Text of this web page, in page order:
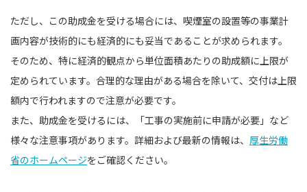
ただし、この助成金を受ける場合には、喫煙室の設置等の事業計
画内容が技術的にも経済的にも妥当であることが求められます。
そのため、特に経済的観点から単位面積あたりの助成額に上限が
定められています。合理的な理由がある場合を除いて、交付は上限
額内で行われますので注意が必要です。
また、助成金を受けるには、「工事の実施前に申請が必要」など
様々な注意事項があります。詳細および最新の情報は、 厚生労働
省のホームページをご確認ください。